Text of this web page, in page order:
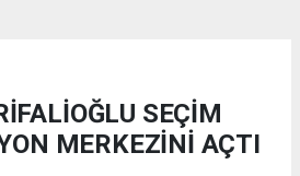
SEÇİM
MERKEZİNİ AÇTI